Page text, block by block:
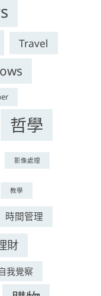
Travel
哲學
影像處理
教學
時間管理
財
我覺察